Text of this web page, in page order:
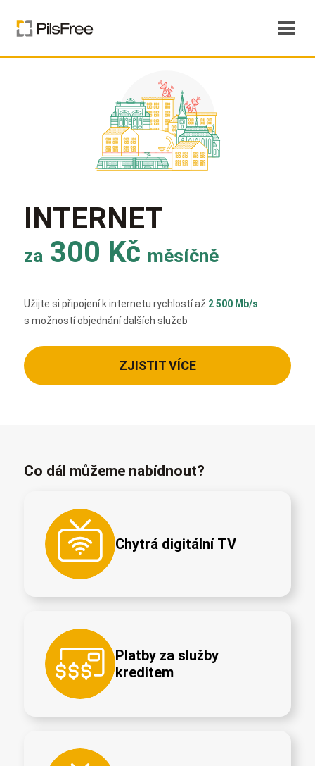
INTERNET
za300 Kč měsíčně
Užijte si připojení k internetu rychlostí až 2 500 Mb/s
s možností objednání dalších služeb
ZJISTIT VÍCE
Co dál můžeme nabídnout?
Chytrá digitální TV
Platby za služby
kreditem